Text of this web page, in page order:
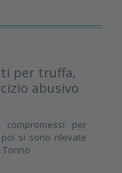
per truffa,
abusivo
per
si sono rilevate